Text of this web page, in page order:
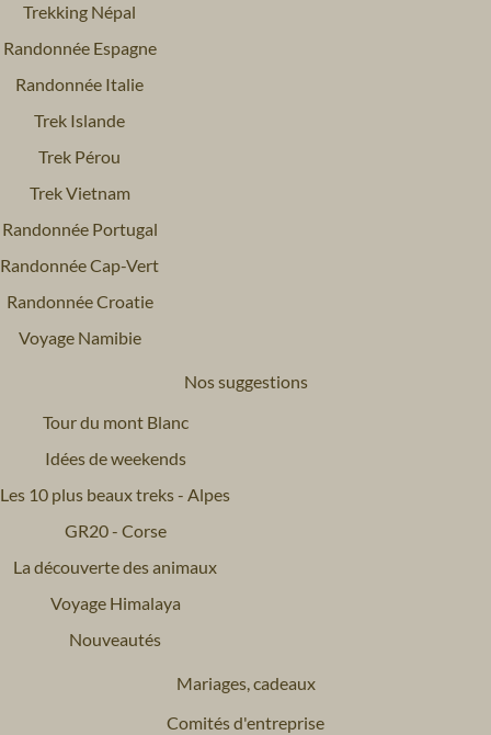
Trekking Népal
Randonnée Espagne
Randonnée Italie
Trek Islande
Trek Pérou
Trek Vietnam
Randonnée Portugal
Randonnée Cap-Vert
Randonnée Croatie
Voyage Namibie
Nos suggestions
Tour du mont Blanc
Idées de weekends
Les 10 plus beaux treks - Alpes
GR20 - Corse
La découverte des animaux
Voyage Himalaya
Nouveautés
Mariages, cadeaux
Comités d'entreprise